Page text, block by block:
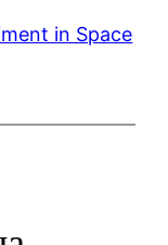
in Space